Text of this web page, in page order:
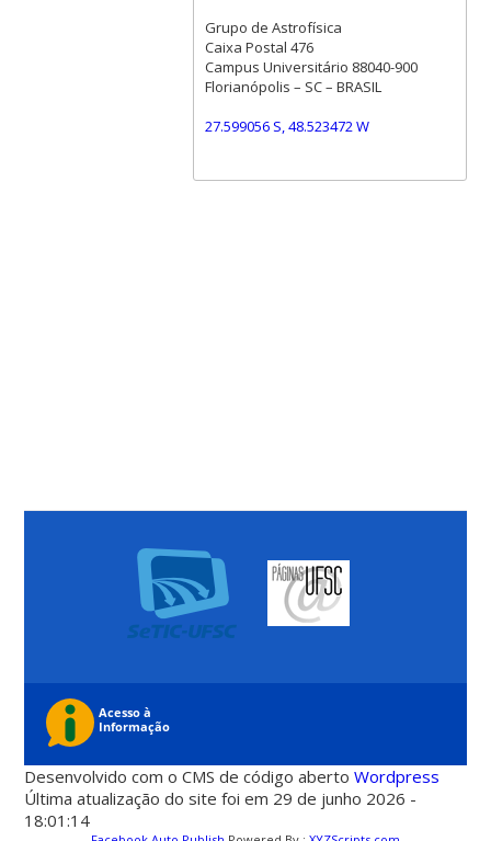
Grupo de Astrofísica
Caixa Postal 476
Campus Universitário 88040-900
Florianópolis – SC – BRASIL
27.599056 S, 48.523472 W
Desenvolvido com o CMS de código abertoWordpress
Última atualização do site foi em 29 de junho 2026 -
18:01:14